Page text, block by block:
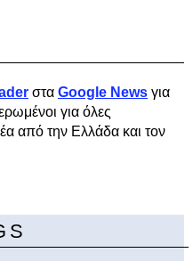
στα Google News για
για όλες
από την Ελλάδα και τον